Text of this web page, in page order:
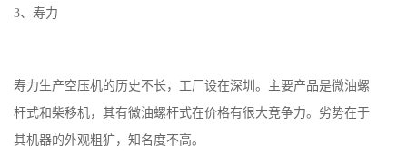
3、寿力
寿力生产空压机的历史不长，工厂设在深圳。主要产品是微油螺
杆式和柴移机，其有微油螺杆式在价格有很大竞争力。劣势在于
其机器的外观粗犷，知名度不高。